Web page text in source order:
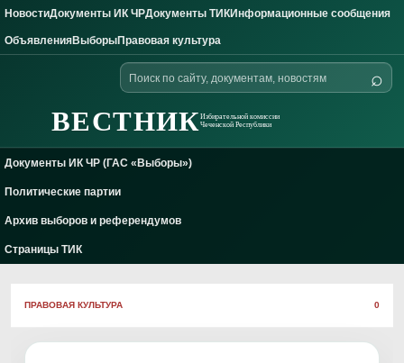
Skip to content
НовостиДокументы ИК ЧРДокументы ТИКИнформационные сообщения
ОбъявленияВыборыПравовая культура
ВЕСТНИКИзбирательной комиссии
Чеченской Республики
Поиск
по
⌕
Документы ИК ЧР (ГАС «Выборы»)
Политические партии
Архив выборов и референдумов
Страницы ТИК
ПРАВОВАЯ КУЛЬТУРА 0